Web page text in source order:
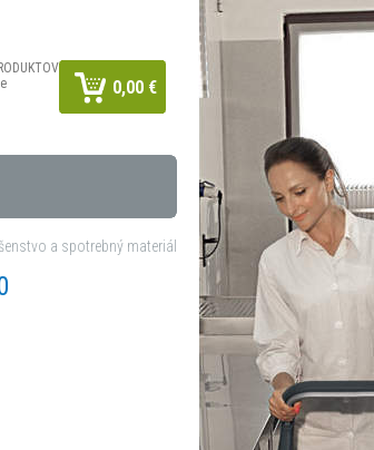
0,00 €
a spotrebný materiál